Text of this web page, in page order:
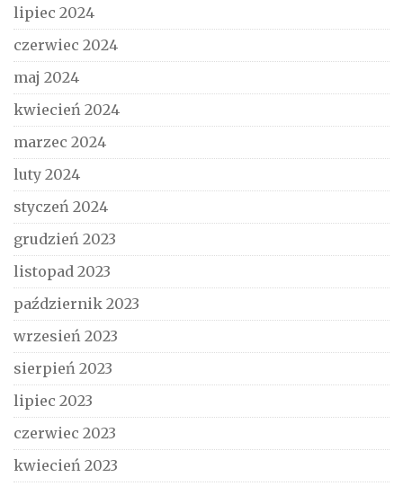
lipiec 2024
czerwiec 2024
maj 2024
kwiecień 2024
marzec 2024
luty 2024
styczeń 2024
grudzień 2023
listopad 2023
październik 2023
wrzesień 2023
sierpień 2023
lipiec 2023
czerwiec 2023
kwiecień 2023